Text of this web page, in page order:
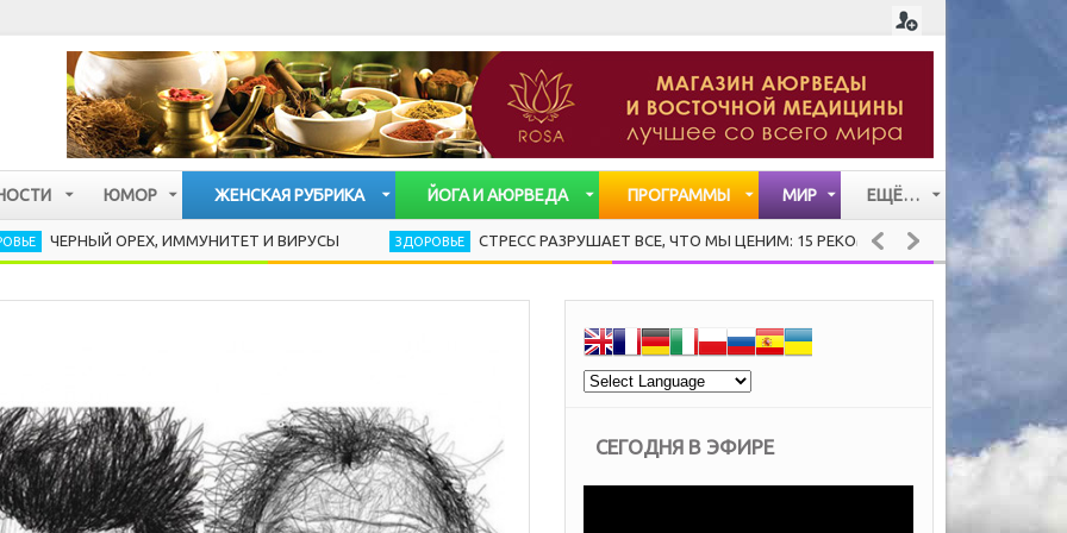
ЮМОР
ЖЕНСКАЯ РУБРИКА
ЙОГА И АЮРВЕДА
ПРОГРАММЫ МИР ЕЩЁ…
СТАТЬИ
ОРЕХ, ИММУНИТЕТ И ВИРУСЫ ЗДОРОВЬЕ СТРЕСС РАЗРУШАЕТ ВСЕ, ЧТО МЫ ЦЕНИМ: 15 РЕКОМЕНДАЦИЙ ХЕНДРИ ВЕЙСИНГЕРА О
СЕГОДНЯ В ЭФИРЕ